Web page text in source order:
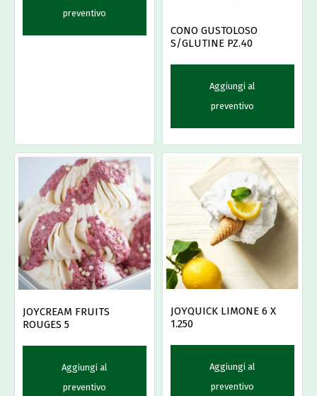
preventivo
CONO GUSTOLOSO
S/GLUTINE PZ.40
Aggiungi al
preventivo
JOYCREAM FRUITS
ROUGES 5
Aggiungi al
preventivo
JOYQUICK LIMONE 6 X
1.250
Aggiungi al
preventivo